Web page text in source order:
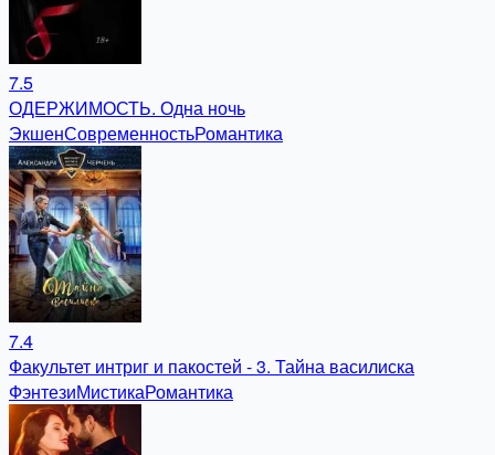
7.5
ОДЕРЖИМОСТЬ. Одна ночь
ЭкшенСовременностьРомантика
7.4
Факультет интриг и пакостей - 3. Тайна василиска
ФэнтезиМистикаРомантика